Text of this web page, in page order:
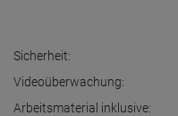
Sicherheit:
Videoüberwachung:
Arbeitsmaterial inklusive: